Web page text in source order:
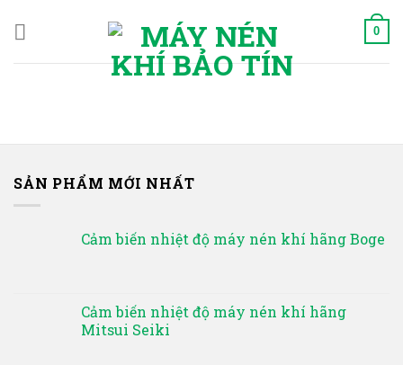
0
SẢN PHẨM MỚI NHẤT
Cảm biến nhiệt độ máy nén khí hãng Boge
Cảm biến nhiệt độ máy nén khí hãng
Mitsui Seiki